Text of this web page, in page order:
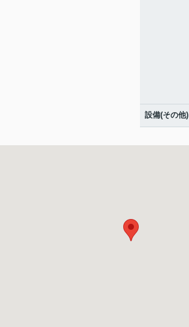
設備(その他)